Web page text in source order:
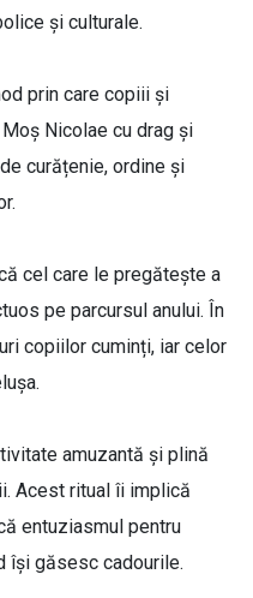
și culturale.
prin care copiii și
Nicolae cu drag și
curățenie, ordine și
cel care le pregătește a
pe parcursul anului. În
copiilor cuminți, iar celor
amuzantă și plină
Acest ritual îi implică
entuziasmul pentru
își găsesc cadourile.